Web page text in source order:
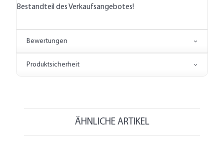
Bestandteil des Verkaufsangebotes!
Bewertungen
Produktsicherheit
ÄHNLICHE ARTIKEL